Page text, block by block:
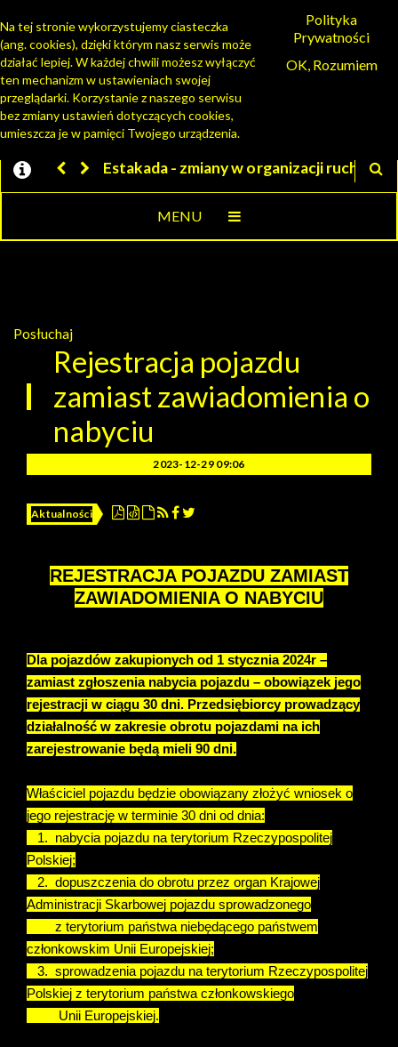
PORTAL MIESZKAŃCA
w organizacji ruchuJesteśmy w EZD
MENU
Posłuchaj
Rejestracja pojazdu
zamiast zawiadomienia o
nabyciu
2023-12-29 09:06
Aktualności
REJESTRACJA POJAZDU ZAMIAST
ZAWIADOMIENIA O NABYCIU
Dla pojazdów zakupionych od 1 stycznia 2024r –
zamiast zgłoszenia nabycia pojazdu – obowiązek jego
rejestracji w ciągu 30 dni. Przedsiębiorcy prowadzący
działalność w zakresie obrotu pojazdami na ich
zarejestrowanie będą mieli 90 dni.
Właściciel pojazdu będzie obowiązany złożyć wniosek o
jego rejestrację w terminie 30 dni od dnia:
1. nabycia pojazdu na terytorium Rzeczypospolitej
Polskiej;
2. dopuszczenia do obrotu przez organ Krajowej
Administracji Skarbowej pojazdu sprowadzonego
z terytorium państwa niebędącego państwem
członkowskim Unii Europejskiej;
3. sprowadzenia pojazdu na terytorium Rzeczypospolitej
Polskiej z terytorium państwa członkowskiego
Unii Europejskiej.
Polityka
Prywatności
OK, Rozumiem
Na tej stronie wykorzystujemy ciasteczka
(ang. cookies), dzięki którym nasz serwis może
działać lepiej. W każdej chwili możesz wyłączyć
ten mechanizm w ustawieniach swojej
przeglądarki. Korzystanie z naszego serwisu
bez zmiany ustawień dotyczących cookies,
umieszcza je w pamięci Twojego urządzenia.